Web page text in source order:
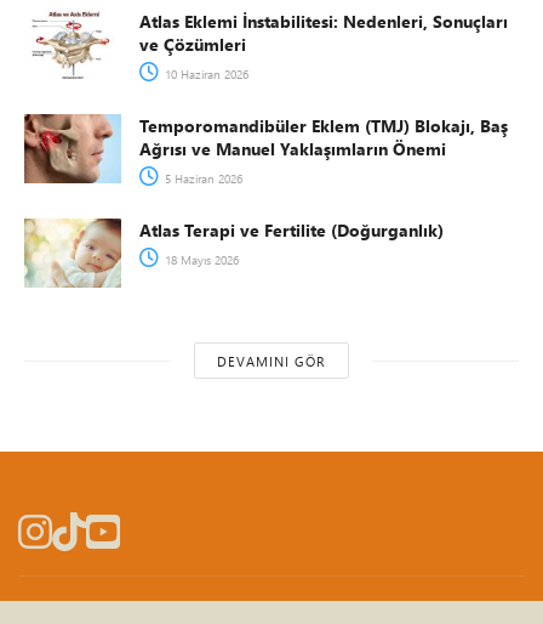
Atlas Eklemi İnstabilitesi: Nedenleri, Sonuçları
ve Çözümleri
10 Haziran 2026
Temporomandibüler Eklem (TMJ) Blokajı, Baş
Ağrısı ve Manuel Yaklaşımların Önemi
5 Haziran 2026
Atlas Terapi ve Fertilite (Doğurganlık)
18 Mayıs 2026
DEVAMINI GÖR